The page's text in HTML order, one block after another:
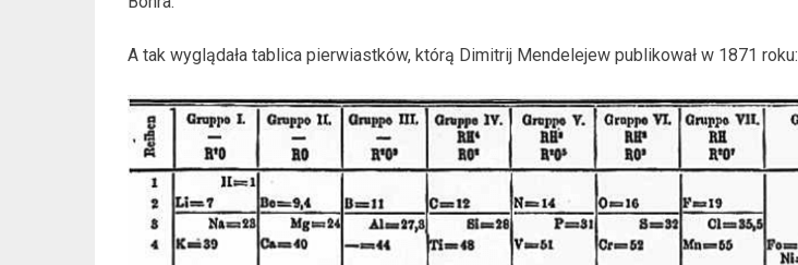
A tak wyglądała tablica pierwiastków, którą Dimitrij Mendelejew publikował w 1871 roku: